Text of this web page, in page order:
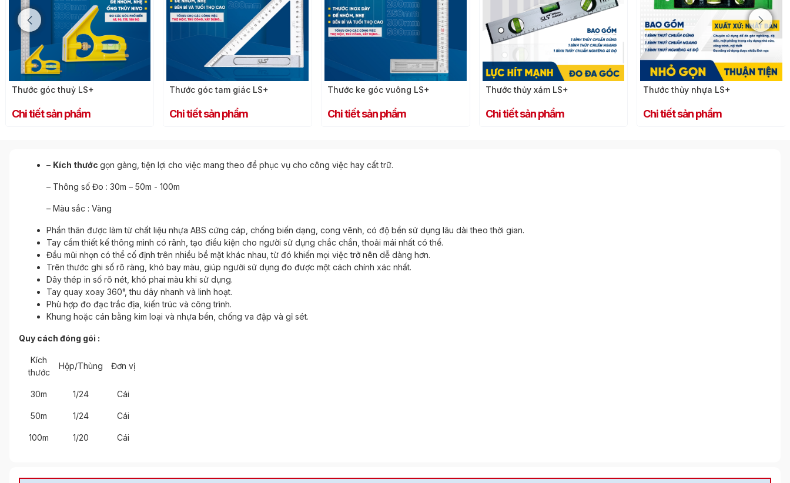
Thước góc tam giác LS+
Chi tiết sản phẩm
Thước ke góc vuông LS+
Chi tiết sản phẩm
Thước thủy xám LS+
Chi tiết sản phẩm
Thước thủy nhựa LS+
Chi tiết sản phẩm
– Kích thước gọn gàng, tiện lợi cho việc mang theo để phục vụ cho công việc hay cất trữ.
– Thông số Đo : 30m – 50m - 100m
– Màu sắc : Vàng
Phần thân được làm từ chất liệu nhựa ABS cứng cáp, chống biến dạng, cong vênh, có độ bền sử dụng lâu dài theo thời gian.
Tay cầm thiết kế thông mình có rãnh, tạo điều kiện cho người sử dụng chắc chắn, thoải mái nhất có thể.
Đầu mũi nhọn có thể cố định trên nhiều bề mặt khác nhau, từ đó khiến mọi việc trở nên dễ dàng hơn.
Trên thước ghi số rõ ràng, khó bay màu, giúp người sử dụng đo được một cách chính xác nhất.
Dây thép in số rõ nét, khó phai màu khi sử dụng.
Tay quay xoay 360°, thu dây nhanh và linh hoạt.
Phù hợp đo đạc trắc địa, kiến trúc và công trình.
Khung hoặc cán bằng kim loại và nhựa bền, chống va đập và gỉ sét.
Quy cách đóng gói :
Kích
thước
Hộp/Thùng Đơn vị
30m 1/24 Cái
50m 1/24 Cái
100m 1/20 Cái